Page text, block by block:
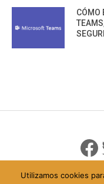
CÓMO
Utilizamos cookies